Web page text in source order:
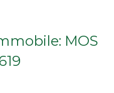
MOS